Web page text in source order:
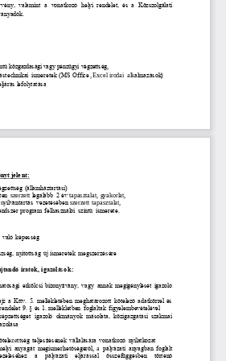
valamint  a  vonatkozó  helyi  rendelet,  és  a  Közszolgálati
.
közgazdasági vagy pénzügyi végzettség,
ismeretek (MS Office , Excel irodai  alkalmazások)
lefolytatása
jelent:
(államháztartási)
szerzett legalább 2 év tapasztalat,  gyakorlat,
nyilvántartás vezetésében szerzett  tapasztalat,
program felhasználói  szintű ismerete.
képesség
nyitottság új ismeretek megszerzésére
iratok, igazolások:
erkölcsi bizonyítvány, vagy annak megigénylését igazoló
a Kttv. 5. mellékletében meghatározott kötelező adatkörrel és
9. § és 1. mellékletben foglaltak figyelembevételével
igazoló  okmányok  másolata,  közigazgatási  szakmai
zettség teljesítésének vállalására vonatkozó nyilatkozat
anyagát megismerhetőségéről, a pályázati anyagban foglalt
a  pályázati  eljárással  összefüggésben
történő